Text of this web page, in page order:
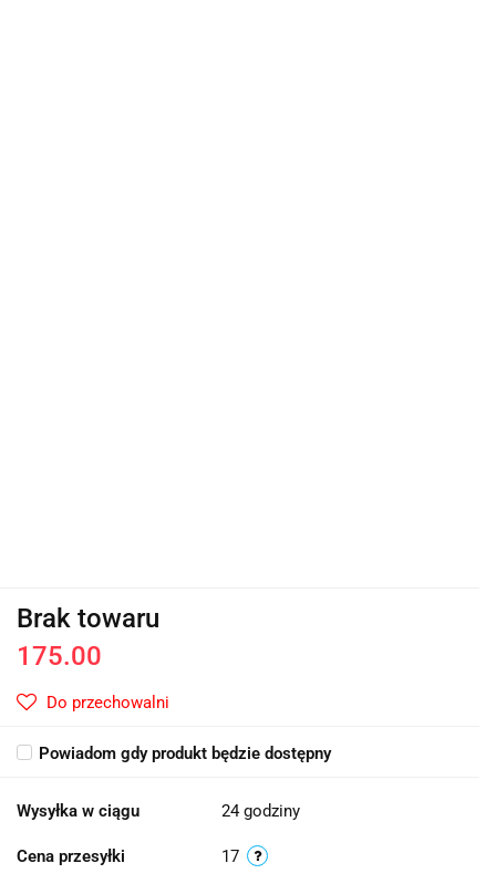
Brak towaru
175.00
Do przechowalni
Powiadom gdy produkt będzie dostępny
Wysyłka w ciągu 24 godziny
Cena przesyłki 17